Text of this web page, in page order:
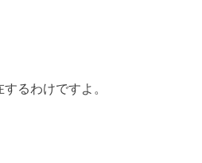
るわけですよ。